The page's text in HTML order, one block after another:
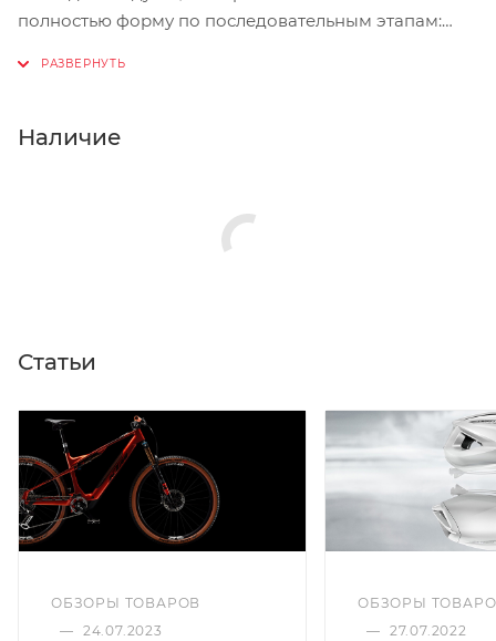
полностью форму по последовательным этапам:
Нажмите кнопку «Оформить заказ».
Наличие
Статьи
ОБЗОРЫ ТОВАРОВ
— 24.07.2023
ОБЗОРЫ
— 27.07.2022